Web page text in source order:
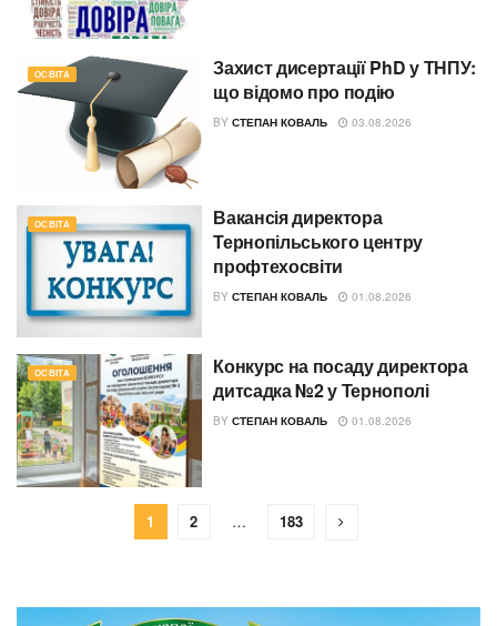
ОСВІТА
Захист дисертації PhD у ТНПУ:
що відомо про подію
BY СТЕПАН КОВАЛЬ 03.08.2026
ОСВІТА
Вакансія директора
Тернопільського центру
профтехосвіти
BY СТЕПАН КОВАЛЬ 01.08.2026
ОСВІТА
Конкурс на посаду директора
дитсадка №2 у Тернополі
BY СТЕПАН КОВАЛЬ 01.08.2026
1 2 … 183